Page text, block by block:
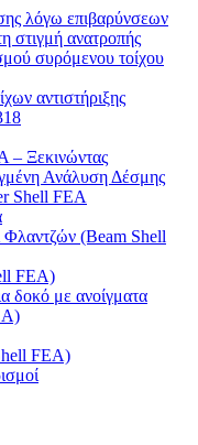
λόγω επιβαρύνσεων
στιγμή ανατροπής
συρόμενου τοίχου
αντιστήριξης
– Ξεκινώντας
Ανάλυση Δέσμης
Shell FEA
Φλαντζών (Beam Shell
FEA)
δοκό με ανοίγματα
FEA)